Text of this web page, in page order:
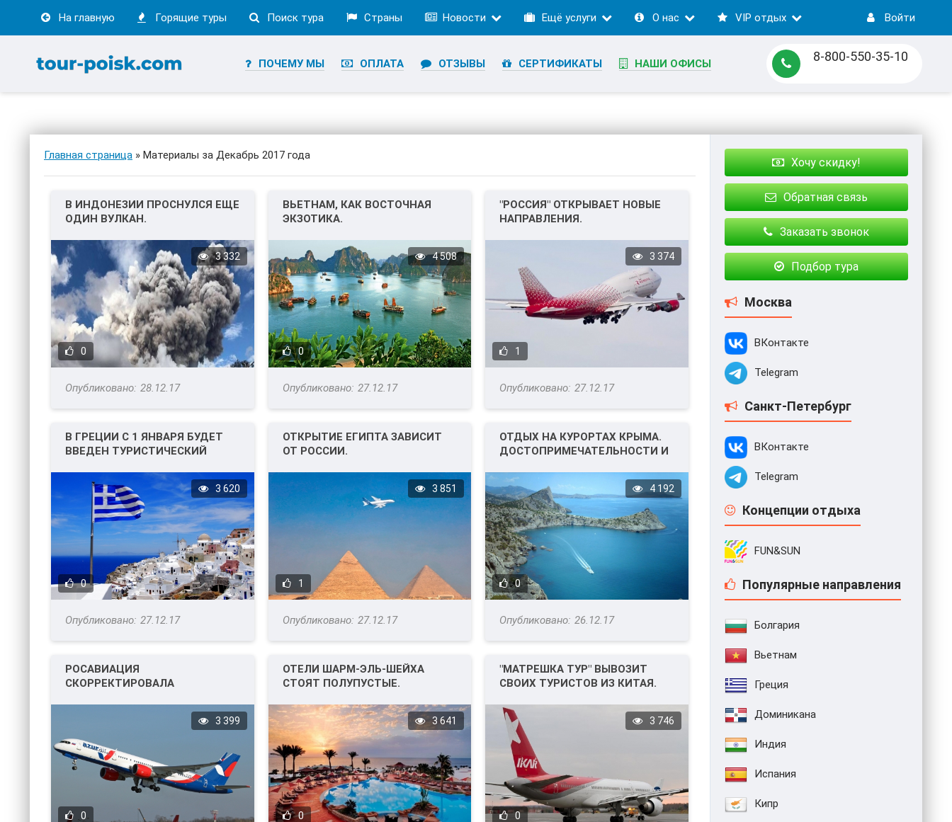
На главную Горящие туры Поиск тура Страны Новости Ещё услуги О нас VIP отдых Войти
ПОЧЕМУ МЫ ОПЛАТА ОТЗЫВЫ СЕРТИФИКАТЫ НАШИ ОФИСЫ 8-800-550-35-10
Главная страница » Материалы за Декабрь 2017 года
В ИНДОНЕЗИИ ПРОСНУЛСЯ ЕЩЕ
ОДИН ВУЛКАН.
0
3 332
28.12.17
ВЬЕТНАМ, КАК ВОСТОЧНАЯ
ЭКЗОТИКА.
0
4 508
27.12.17
"РОССИЯ" ОТКРЫВАЕТ НОВЫЕ
НАПРАВЛЕНИЯ.
1
3 374
27.12.17
В ГРЕЦИИ С 1 ЯНВАРЯ БУДЕТ
ВВЕДЕН ТУРИСТИЧЕСКИЙ
0
3 620
27.12.17
ОТКРЫТИЕ ЕГИПТА ЗАВИСИТ
ОТ РОССИИ.
1
3 851
27.12.17
ОТДЫХ НА КУРОРТАХ КРЫМА.
ДОСТОПРИМЕЧАТЕЛЬНОСТИ И
0
4 192
26.12.17
РОСАВИАЦИЯ
СКОРРЕКТИРОВАЛА
0
3 399
ОТЕЛИ ШАРМ-ЭЛЬ-ШЕЙХА
СТОЯТ ПОЛУПУСТЫЕ.
0
3 641
"МАТРЕШКА ТУР" ВЫВОЗИТ
СВОИХ ТУРИСТОВ ИЗ КИТАЯ.
0
3 746
Хочу скидку!
Обратная связь
Заказать звонок
Подбор тура
Москва
ВКонтакте
Telegram
Санкт-Петербург
ВКонтакте
Telegram
Концепции отдыха
FUN&SUN
Популярные направления
Болгария
Вьетнам
Греция
Доминикана
Индия
Испания
Кипр